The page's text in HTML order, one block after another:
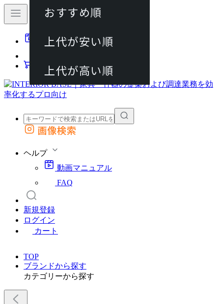
動画マニュアル
カート
外部サイトの商品をカートに追加
画像検索
ヘルプ
動画マニュアル
FAQ
新規登録
ログイン
カート
TOP
ブランドから探す
カテゴリーから探す
おすすめ順
上代が安い順
上代が高い順